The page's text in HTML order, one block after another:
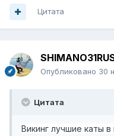
Цитата
Опубликовано 30
Цитата
Викинг лучшие каты